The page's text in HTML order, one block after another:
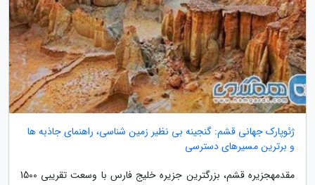
ژئوپارک جهانی قشم: گنجینه بی نظیر زمین شناسی، راهنمای جاذبه ها
و برترین مسیرهای دسترسی
مقدمهجزیره قشم، بزرگترین جزیره خلیج فارس با وسعت تقریبی 1500